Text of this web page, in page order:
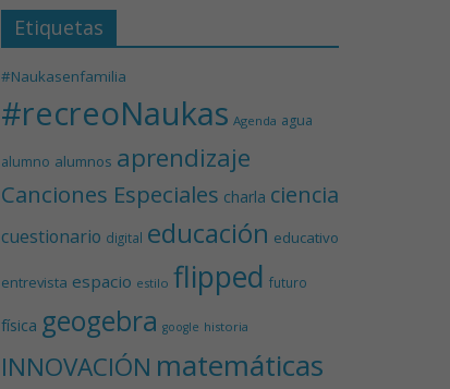
Etiquetas
#Naukasenfamilia
#recreoNaukas Agenda agua
alumno alumnos aprendizaje
Canciones Especiales charla ciencia
cuestionario digital educación educativo
entrevista espacio estilo flipped futuro
física geogebra google historia
INNOVACIÓN matemáticas